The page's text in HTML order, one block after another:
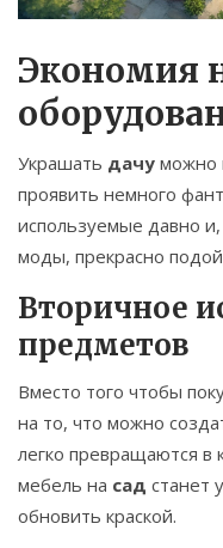
Экономия
Украшать дачу можно
проявить немного
используемые давно
моды, прекрасно
Вторичное
предметов
Вместо того чтобы
на то, что можно
легко превращаются в
мебель на сад станет
обновить краской.